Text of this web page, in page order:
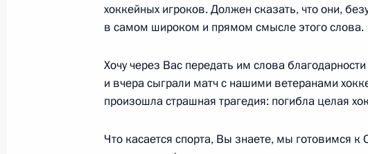
Встреча с Президентом Республики Чили
Соболезнования Премьер-министру
8 сентября 2012 года, 13:45 Владивосток
хоккейных игроков. Должен сказать, что они,
в самом широком и прямом смысле этого слова.
Хочу через Вас передать им слова
и вчера сыграли матч с нашими ветеранами
произошла страшная трагедия: погибла целая
Что касается спорта, Вы знаете, мы готовимся